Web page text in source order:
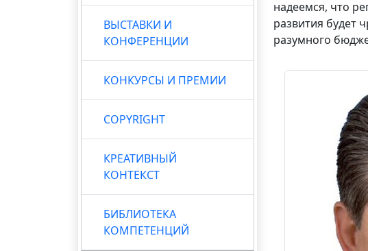
ВЫСТАВКИ И
КОНФЕРЕНЦИИ
КОНКУРСЫ И ПРЕМИИ
COPYRIGHT
КРЕАТИВНЫЙ
КОНТЕКСТ
БИБЛИОТЕКА
КОМПЕТЕНЦИЙ
надеемся, что
развития будет
разумного